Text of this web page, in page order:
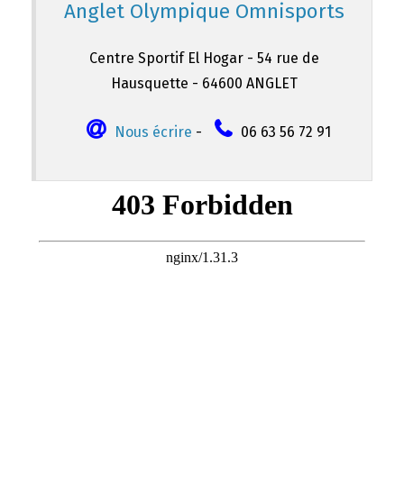
Anglet Olympique Omnisports
Centre Sportif El Hogar - 54 rue de
Hausquette - 64600 ANGLET
Nous écrire - 06 63 56 72 91